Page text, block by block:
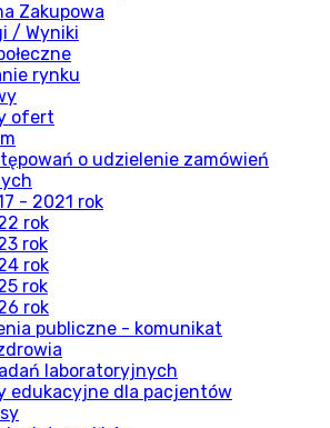
Zakupowa
/ Wyniki
rynku
ofert
o udzielenie zamówień
- 2021 rok
rok
rok
rok
rok
rok
publiczne - komunikat
laboratoryjnych
edukacyjne dla pacjentów